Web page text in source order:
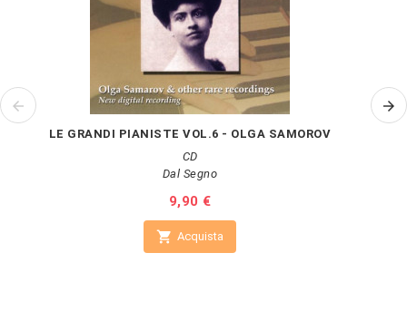
LE GRANDI PIANISTE VOL.6 - OLGA SAMOROV
CD
Dal Segno
Prezzo
9,90 €
 Acquista